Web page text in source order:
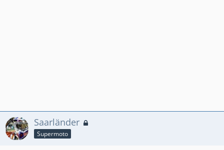
Saarländer
Supermoto